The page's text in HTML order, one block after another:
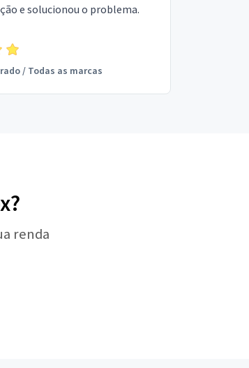
e solucionou o problema.
/ Todas as marcas
renda